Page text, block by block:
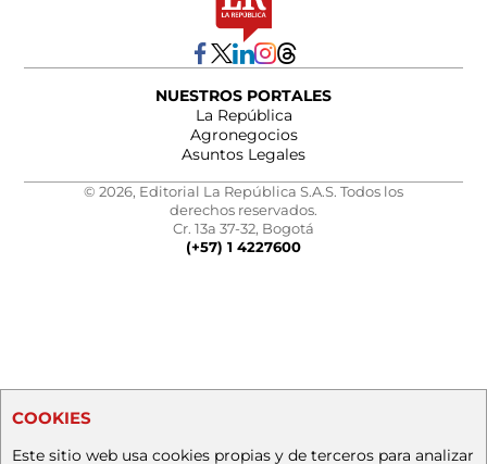
NUESTROS PORTALES
La República
Agronegocios
Asuntos Legales
© 2026, Editorial La República S.A.S. Todos los
derechos reservados.
Cr. 13a 37-32, Bogotá
(+57) 1 4227600
COOKIES
Este sitio web usa cookies propias y de terceros para analizar